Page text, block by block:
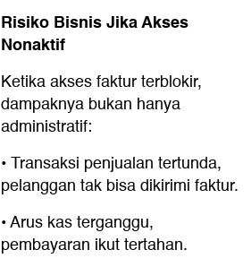
Risiko Bisnis Jika Akses
Nonaktif
Ketika akses faktur terblokir,
dampaknya bukan hanya
administratif:
• Transaksi penjualan tertunda,
pelanggan tak bisa dikirimi faktur.
• Arus kas terganggu,
pembayaran ikut tertahan.